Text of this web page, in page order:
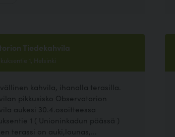
Tiedekahvila
1, Helsinki
kahvila, ihanalla terasilla.
pikkusisko Observatorion
aukesi 30.4.osoitteessa
1 ( Unioninkadun päässä )
terassi on auki,lounas,...